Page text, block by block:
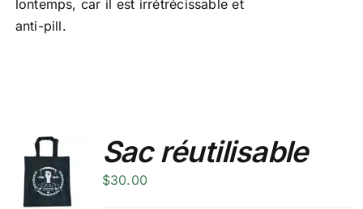
lontemps, car il est irrétrécissable et
anti-pill.
Sac réutilisable
$30.00